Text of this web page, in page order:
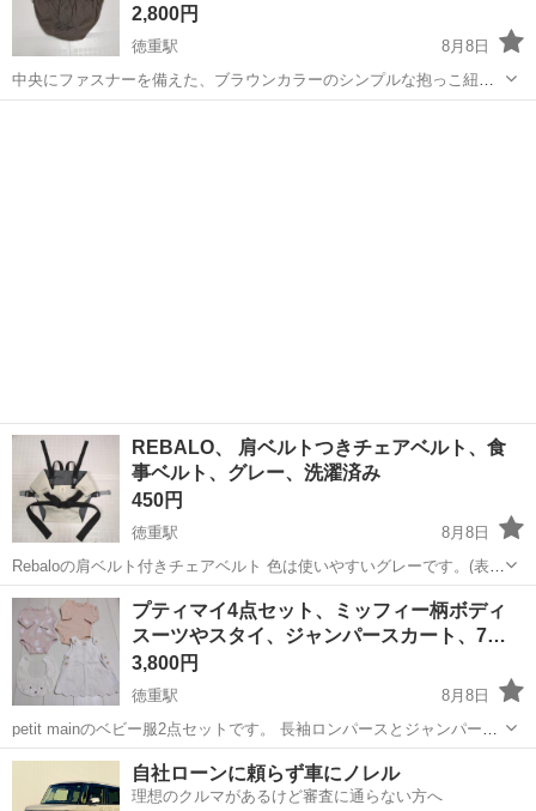
2,800円
徳重駅
8月8日
中央にファスナーを備えた、ブラウンカラーのシンプルな抱っこ紐と
よだれカバーとのセットです。。落ち着いたブラウンカラーに、肩部
REBALO、 肩ベルトつきチェアベルト、食
事ベルト、グレー、洗濯済み
450円
徳重駅
8月8日
Rebaloの肩ベルト付きチェアベルト 色は使いやすいグレーです。(表面
はベージュっぽい) 洗濯機で洗うこともできるのでお手入れが楽です。
1人座りができる約7ヶ月〜2歳半頃までご使用いただけます。 お子様
が椅子から落下...
愛知 名古屋市 徳重駅 ベビー用品
プティマイ4点セット、ミッフィー柄ボディ
スーツやスタイ、ジャンパースカート、7…
3,800円
徳重駅
8月8日
petit mainのベビー服2点セットです。 長袖ロンパースとジャンパース
カートの組み合わせで、コーディネートが完成します。 ミッフィー柄
ボディスーツとスタイ(よだれかけ、ヒブ)、淡いピンク地に白やベージ
ュのミッフィーがデ...
愛知 名古屋市 キッズ用品
自社ローンに頼らず車にノレル
理想のクルマがあるけど審査に通らない方へ